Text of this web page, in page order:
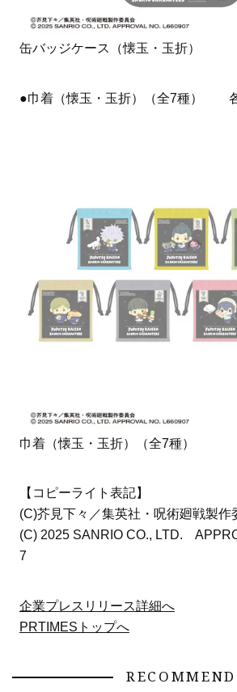
缶バッジケース（懐玉・玉折）
●巾着（懐玉・玉折）（全7種）
巾着（懐玉・玉折）（全7種）
【コピーライト表記】
(C)芥見下々／集英社・呪術廻戦製作
(C) 2025 SANRIO CO., LTD.
7
企業プレスリリース詳細へ
PRTIMESトップへ
RECOMMEND